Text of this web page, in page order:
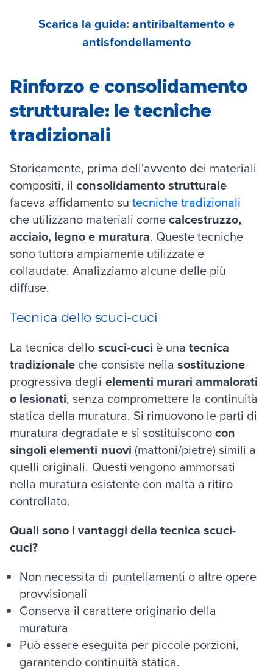
Scarica la guida: antiribaltamento e
antisfondellamento
Rinforzo e consolidamento
strutturale: le tecniche
tradizionali
Storicamente, prima dell'avvento dei materiali
compositi, ilconsolidamento strutturale
faceva affidamento su tecniche tradizionali
che utilizzano materiali comecalcestruzzo,
acciaio, legno e muratura. Queste tecniche
sono tuttora ampiamente utilizzate e
collaudate. Analizziamo alcune delle più
diffuse.
Tecnica dello scuci-cuci
La tecnica dello scuci-cuci è una tecnica
tradizionale che consiste nella sostituzione
progressiva degli elementi murari ammalorati
o lesionati, senza compromettere la continuità
statica della muratura. Si rimuovono le parti di
muratura degradate e si sostituisconocon
singoli elementi nuovi (mattoni/pietre) simili a
quelli originali. Questi vengono ammorsati
nella muratura esistente con malta a ritiro
controllato.
Quali sono i vantaggi della tecnica scuci-
cuci?
Non necessita di puntellamenti o altre opere
provvisionali
Conserva il carattere originario della
muratura
Può essere eseguita per piccole porzioni,
garantendo continuità statica.